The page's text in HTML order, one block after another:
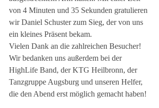
von 4 Minuten und 35 Sekunden gratulieren
wir Daniel Schuster zum Sieg, der von uns
ein kleines Präsent bekam.
Vielen Dank an die zahlreichen Besucher!
Wir bedanken uns außerdem bei der
HighLife Band, der KTG Heilbronn, der
Tanzgruppe Augsburg und unseren Helfer,
die den Abend erst möglich gemacht haben!